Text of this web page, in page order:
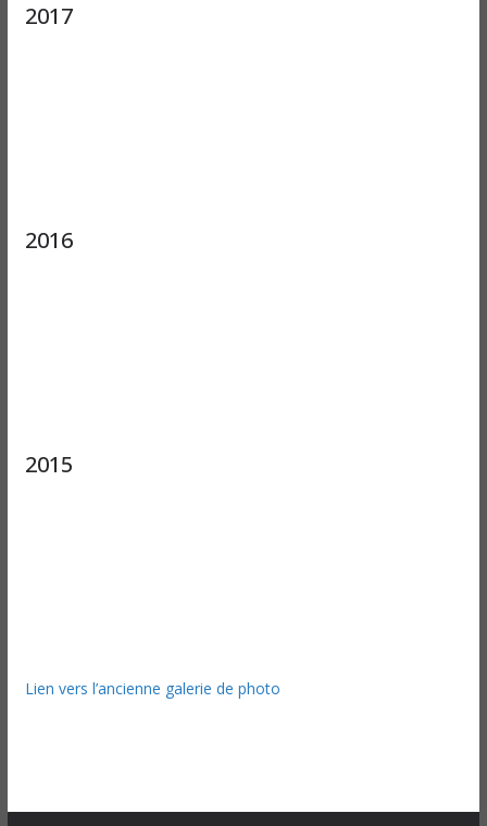
2017
2016
2015
Lien vers l’ancienne galerie de photo